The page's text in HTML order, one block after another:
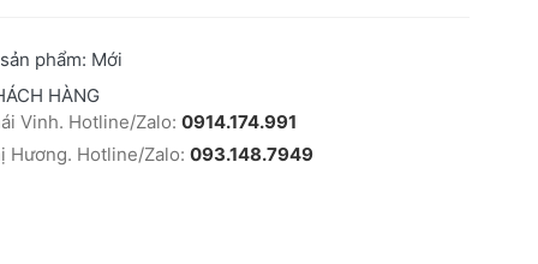
phẩm: Mới
HÀNG
Vinh. Hotline/Zalo: 0914.174.991
Hương. Hotline/Zalo: 093.148.7949